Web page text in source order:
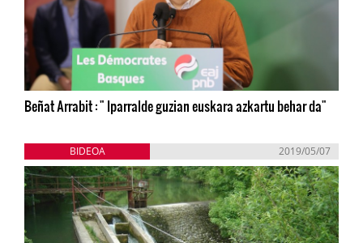
Beñat Arrabit : " Iparralde guzian euskara azkartu behar da"
BIDEOA 2019/05/07